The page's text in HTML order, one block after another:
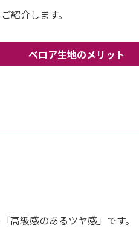
紹介します。
ベロア生地のメリット
高級感のあるツヤ感」です。